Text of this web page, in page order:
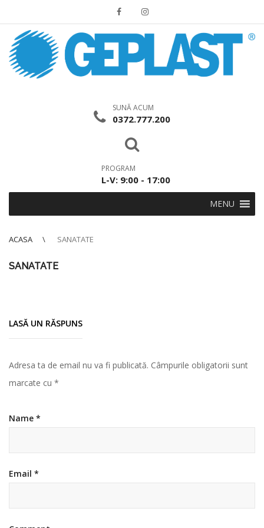
SUNĂ ACUM
0372.777.200
PROGRAM
L-V: 9:00 - 17:00
MENU
ACASA SANATATE
SANATATE
LASĂ UN RĂSPUNS
Adresa ta de email nu va fi publicată. Câmpurile obligatorii sunt
marcate cu *
Name *
Email *